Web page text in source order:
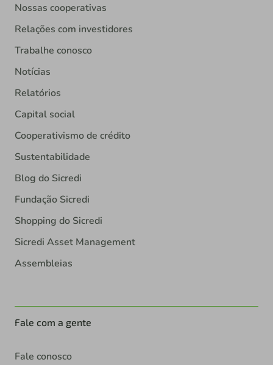
Nossas cooperativas
Relações com investidores
Trabalhe conosco
Notícias
Relatórios
Capital social
Cooperativismo de crédito
Sustentabilidade
Blog do Sicredi
Fundação Sicredi
Shopping do Sicredi
Sicredi Asset Management
Assembleias
Fale com a gente
Fale conosco